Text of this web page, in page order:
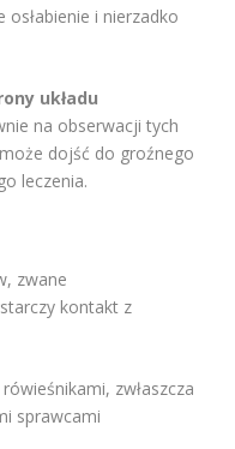
i nierzadko
układu
na obserwacji tych
dojść do groźnego
leczenia.
zwane
kontakt z
zwłaszcza
sprawcami